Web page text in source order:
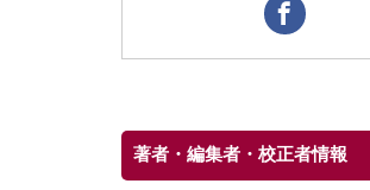
著者・編集者・校正者情報